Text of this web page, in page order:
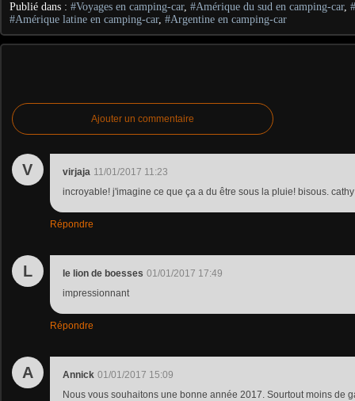
Publié dans : #Voyages en camping-car, #Amérique du sud en camping-car,
#Amérique latine en camping-car, #Argentine en camping-car
Ajouter un commentaire
V virjaja 11/01/2017 11:23
incroyable! j'imagine ce que ça a du être sous la pluie! bisous. cathy
Répondre
L le lion de boesses 01/01/2017 17:49
impressionnant
Répondre
A Annick 01/01/2017 15:09
Nous vous souhaitons une bonne année 2017. Sourtout moins de